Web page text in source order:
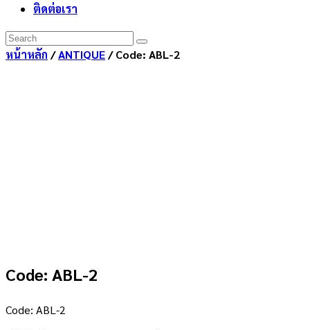
ติดต่อเรา
หน้าหลัก /ANTIQUE/ Code: ABL-2
Code: ABL-2
Code: ABL-2